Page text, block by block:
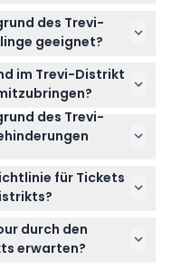
vorbehalten
Buchung).
sicher online
Wählen Sie
aus und überprüfen
des
des Trevi-
geeignet?
sind frei, müssen
im Alter von 0-
mitführen. Stellen
Kinder bei der
berücksichtigen.
im Trevi-Distrikt
großen Taschen
gefährlichen
oder
des Trevi-
daher ist
mit
für Tickets
nicht
Umständen
durch den
erwarten?